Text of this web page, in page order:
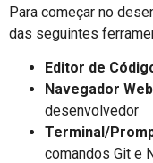
Para começar no
das seguintes
Editor de
Navegador Web
desenvolvedor
Terminal/
comandos Git e